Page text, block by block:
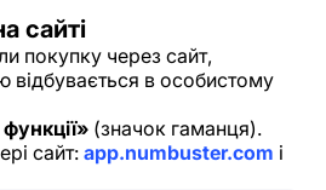
сайті
покупку через сайт,
відбувається в особистому
(значок гаманця).
сайт: app.numbuster.com і